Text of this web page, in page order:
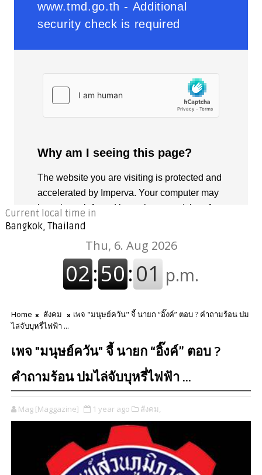
Current local time in
Bangkok, Thailand
Home สังคม
เพจ "มนุษย์ควัน" จี้ นายก “อิ๊งค์” ตอบ ? คำถามร้อน ปม
ไล่จับบุหรี่ไฟฟ้า ...
เพจ "มนุษย์ควัน" จี้ นายก “อิ๊งค์” ตอบ ?
คำถามร้อน ปมไล่จับบุหรี่ไฟฟ้า ...
Mag [Maggazine] 1 year ago สังคม,